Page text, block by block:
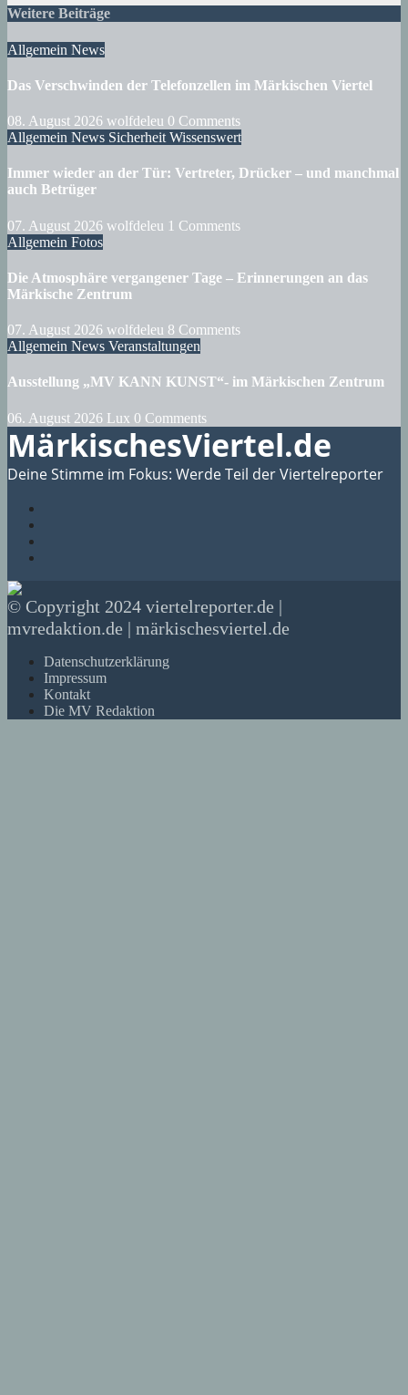
Weitere Beiträge
Allgemein News
Das Verschwinden der Telefonzellen im Märkischen Viertel
08. August 2026 wolfdeleu 0 Comments
Allgemein News Sicherheit Wissenswert
Immer wieder an der Tür: Vertreter, Drücker – und manchmal
auch Betrüger
07. August 2026 wolfdeleu 1 Comments
Allgemein Fotos
Die Atmosphäre vergangener Tage – Erinnerungen an das
Märkische Zentrum
07. August 2026 wolfdeleu 8 Comments
Allgemein News Veranstaltungen
Ausstellung „MV KANN KUNST“- im Märkischen Zentrum
06. August 2026 Lux 0 Comments
MärkischesViertel.de
Deine Stimme im Fokus: Werde Teil der Viertelreporter
© Copyright 2024 viertelreporter.de |
mvredaktion.de | märkischesviertel.de
Datenschutzerklärung
Impressum
Kontakt
Die MV Redaktion